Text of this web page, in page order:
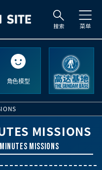
索
角色模型
MISSIONS
MISSIONS